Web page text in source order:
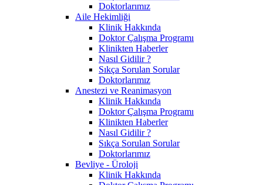
Doktorlarımız
Aile Hekimliği
Klinik Hakkında
Doktor Çalışma Programı
Klinikten Haberler
Nasıl Gidilir ?
Sıkça Sorulan Sorular
Doktorlarımız
Anestezi ve Reanimasyon
Klinik Hakkında
Doktor Çalışma Programı
Klinikten Haberler
Nasıl Gidilir ?
Sıkça Sorulan Sorular
Doktorlarımız
Bevliye - Üroloji
Klinik Hakkında